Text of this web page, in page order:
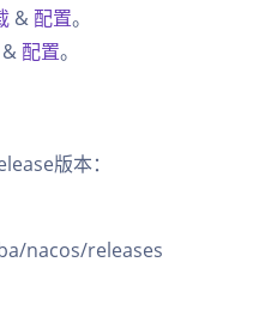
& 配置。
& 配置。
版本：
nacos/releases